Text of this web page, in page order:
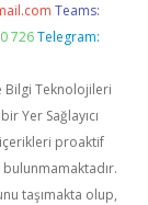
Teams:
726 Telegram:
Bilgi Teknolojileri
Yer Sağlayıcı
proaktif
taşımakta olup,